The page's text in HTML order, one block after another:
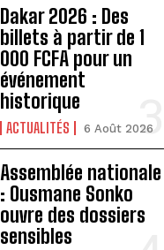
Dakar 2026 : Des
billets à partir de 1
000 FCFA pour un
événement
historique
ACTUALITÉS 6 Août 2026
Assemblée nationale
: Ousmane Sonko
ouvre des dossiers
sensibles